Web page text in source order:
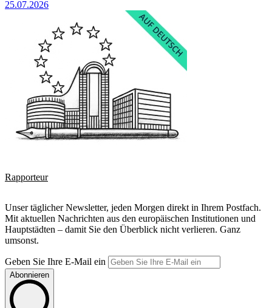
25.07.2026
Rapporteur
Unser täglicher Newsletter, jeden Morgen direkt in Ihrem Postfach.
Mit aktuellen Nachrichten aus den europäischen Institutionen und
Hauptstädten – damit Sie den Überblick nicht verlieren. Ganz
umsonst.
Geben Sie Ihre E-Mail ein
Abonnieren